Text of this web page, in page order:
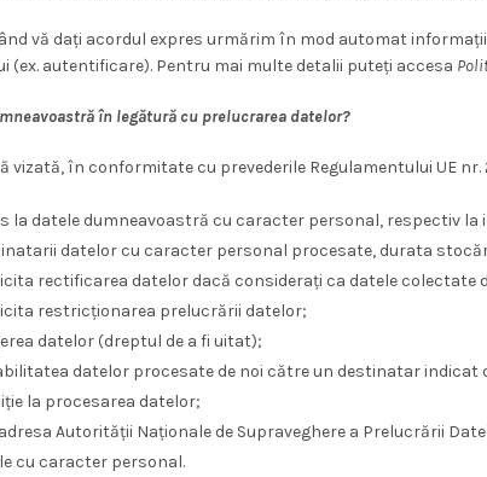
vă dați acordul expres urmărim în mod automat
(ex. autentificare). Pentru mai multe detalii puteți accesa
în legătură cu prelucrarea datelor?
vizată, în conformitate cu prevederile Regulamentului UE
la datele dumneavoastră cu caracter personal, respectiv
datelor cu caracter personal procesate, durata
rectificarea datelor dacă considerați ca datele colectate
restricționarea prelucrării datelor;
datelor (dreptul de a fi uitat);
datelor procesate de noi către un destinatar indicat
la procesarea datelor;
Autorității Naționale de Supraveghere a Prelucrării
cu caracter personal.